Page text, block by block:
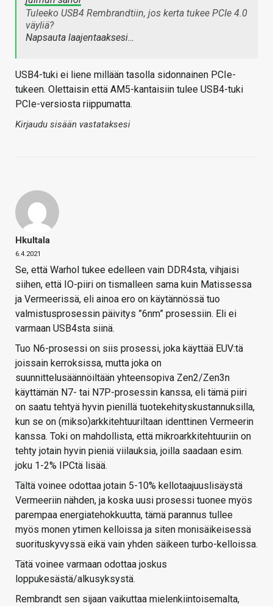
Tuleeko USB4 Rembrandtiin, jos kerta tukee PCIe 4.0
väyliä?
Napsauta laajentaaksesi…
USB4-tuki ei liene millään tasolla sidonnainen PCIe-
tukeen. Olettaisin että AM5-kantaisiin tulee USB4-tuki
PCIe-versiosta riippumatta.
Kirjaudu sisään vastataksesi
Hkultala
6.4.2021
Se, että Warhol tukee edelleen vain DDR4sta, vihjaisi
siihen, että IO-piiri on tismalleen sama kuin Matissessa
ja Vermeerissä, eli ainoa ero on käytännössä tuo
valmistusprosessin päivitys ”6nm” prosessiin. Eli ei
varmaan USB4sta siinä.
Tuo N6-prosessi on siis prosessi, joka käyttää EUV:tä
joissain kerroksissa, mutta joka on
suunnittelusäännöiltään yhteensopiva Zen2/Zen3n
käyttämän N7- tai N7P-prosessin kanssa, eli tämä piiri
on saatu tehtyä hyvin pienillä tuotekehityskustannuksilla,
kun se on (mikso)arkkitehtuuriltaan identtinen Vermeerin
kanssa. Toki on mahdollista, että mikroarkkitehtuuriin on
tehty jotain hyvin pieniä viilauksia, joilla saadaan esim.
joku 1-2% IPCtä lisää.
Tältä voinee odottaa jotain 5-10% kellotaajuuslisäystä
Vermeeriin nähden, ja koska uusi prosessi tuonee myös
parempaa energiatehokkuutta, tämä parannus tullee
myös monen ytimen kelloissa ja siten monisäikeisessä
suorituskyvyssä eikä vain yhden säikeen turbo-kelloissa.
Tätä voinee varmaan odottaa joskus
loppukesästä/alkusyksystä.
Rembrandt sen sijaan vaikuttaa mielenkiintoisemalta,